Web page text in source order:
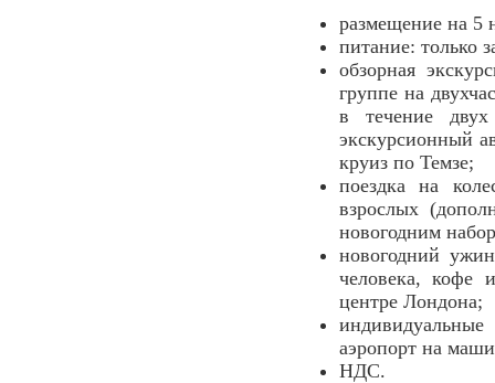
размещение на 5
питание: только
обзорная
группе на
в течение
экскурсионный
круиз по Темзе;
поездка на
взрослых
новогодним
новогодний
человека, кофе
центре Лондона;
аэропорт на
НДС.